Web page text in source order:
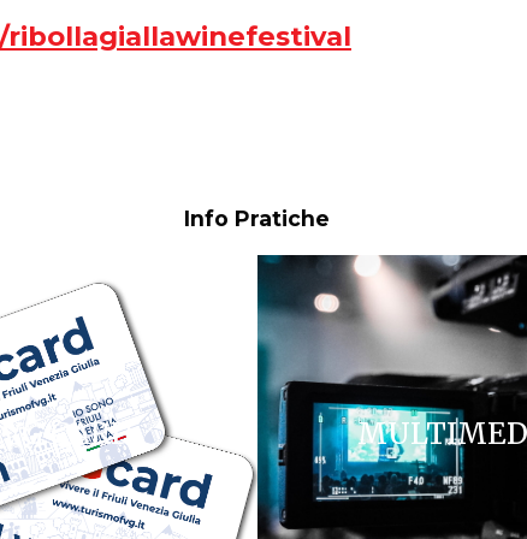
Info Pratiche
CARD